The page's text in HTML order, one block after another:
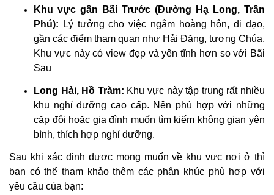
Khu vực gần Bãi Trước (Đường Hạ Long, Trần
Phú):
Lý tưởng cho việc ngắm hoàng hôn, đi dạo,
gần các điểm tham quan như Hải Đặng, tượng Chúa.
Khu vực này có view đẹp và yên tĩnh hơn so với Bãi
Sau
Long Hải, Hồ Tràm: Khu vực này tập trung rất nhiều
khu nghỉ dưỡng cao cấp. Nên phù hợp với những
cặp đôi hoặc gia đình muốn tìm kiếm không gian yên
bình, thích hợp nghỉ dưỡng.
Sau khi xác định được mong muốn về khu vực nơi ở thì
bạn có thể tham khảo thêm các phân khúc phù hợp với
yêu cầu của bạn: